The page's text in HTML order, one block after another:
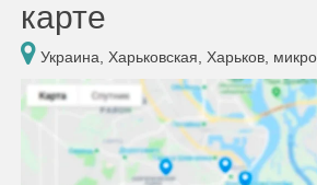
карте
Украина, Харьковская, Харьков,